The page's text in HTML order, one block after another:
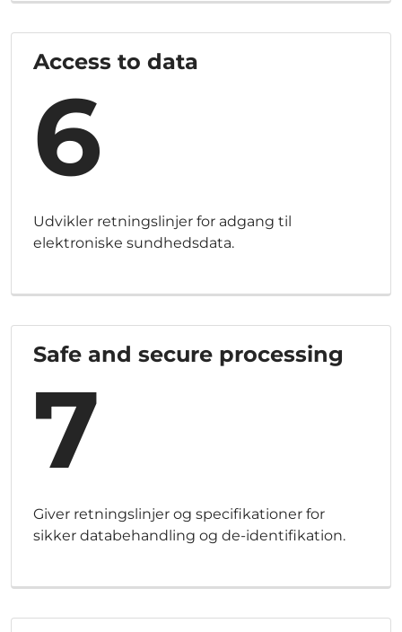
Access to data
6
Udvikler retningslinjer for adgang til
elektroniske sundhedsdata.
Safe and secure processing
7
Giver retningslinjer og specifikationer for
sikker databehandling og de-identifikation.